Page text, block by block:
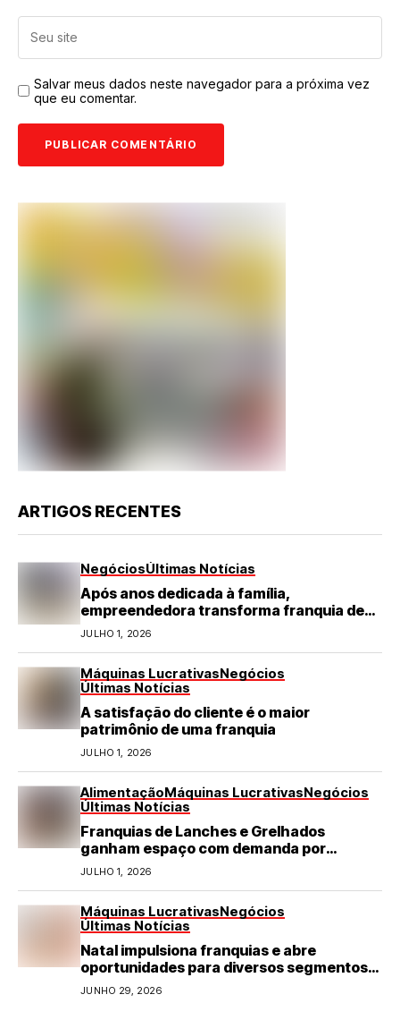
Salvar meus dados neste navegador para a próxima vez
que eu comentar.
ARTIGOS RECENTES
NegóciosÚltimas Notícias
Após anos dedicada à família,
empreendedora transforma franquia de
turismo em negócio de destaque no RN
JULHO 1, 2026
Máquinas LucrativasNegócios
Últimas Notícias
A satisfação do cliente é o maior
patrimônio de uma franquia
JULHO 1, 2026
AlimentaçãoMáquinas LucrativasNegócios
Últimas Notícias
Franquias de Lanches e Grelhados
ganham espaço com demanda por
refeições rápidas e de qualidade
JULHO 1, 2026
Máquinas LucrativasNegócios
Últimas Notícias
Natal impulsiona franquias e abre
oportunidades para diversos segmentos
do varejo
JUNHO 29, 2026